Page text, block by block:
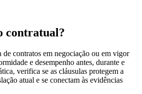
contratual?
de contratos em negociação ou em vigor
e desempenho antes, durante e
verifica se as cláusulas protegem a
atual e se conectam às evidências